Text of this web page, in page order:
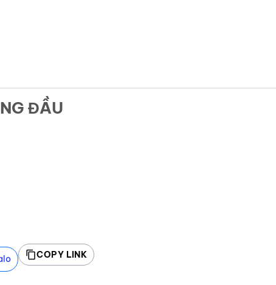
ĐẦU
COPY LINK